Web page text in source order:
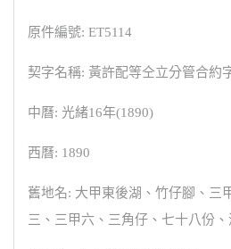
原件編號: ET5114
契字名稱: 黃許配等仝立分管合約
中曆: 光緒16年(1890)
西曆: 1890
舊地名: 大甲東後湖、竹仔腳、三
三、三甲六、三角仔、七十八份、